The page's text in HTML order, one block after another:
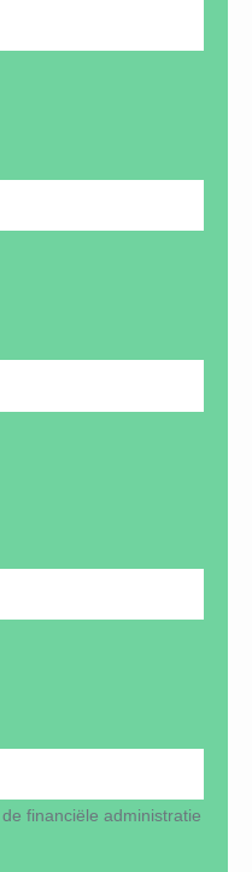
financiële administratie